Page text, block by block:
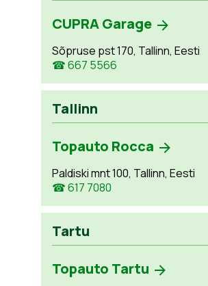
CUPRA Garage
Sõpruse pst 170, Tallinn, Eesti
☎ 667 5566
Tallinn
Topauto Rocca
Paldiski mnt 100, Tallinn, Eesti
☎ 617 7080
Tartu
Topauto Tartu